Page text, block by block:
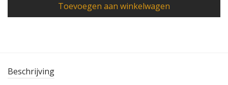
Toevoegen aan winkelwagen
Beschrijving